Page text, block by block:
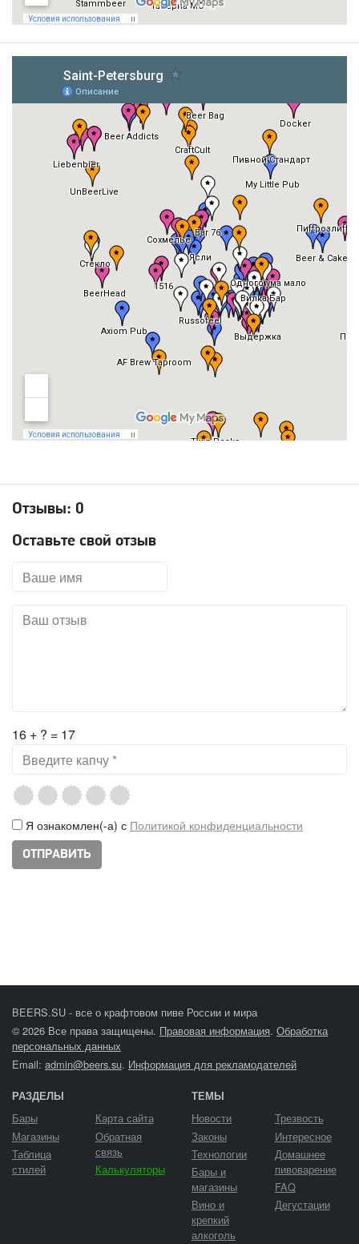
Отзывы: 0
Оставьте свой отзыв
16 + ? = 17
Я ознакомлен(-а) с Политикой конфиденциальности
BEERS.SU - все о крафтовом пиве России и мира
© 2026 Все права защищены. Правовая информация. Обработка
персональных данных
Email: admin@beers.su. Информация для рекламодателей
РАЗДЕЛЫ
Бары
Магазины
Таблица
стилей
Карта сайта
Обратная
связь
Калькуляторы
ТЕМЫ
Новости
Законы
Технологии
Бары и
магазины
Вино и
крепкий
алкоголь
Трезвость
Интересное
Домашнее
пивоварение
FAQ
Дегустации